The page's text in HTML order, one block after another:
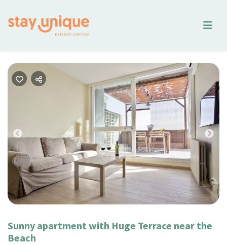
Previous
Sunny apartment with Huge Terrace near the
Beach